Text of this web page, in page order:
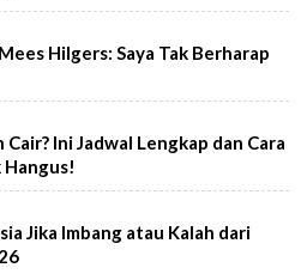
Hilgers: Saya Tak Berharap
Cair? Ini Jadwal Lengkap dan Cara
Hangus!
Jika Imbang atau Kalah dari